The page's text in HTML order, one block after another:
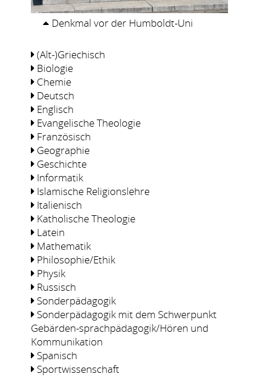
Denkmal vor der Humboldt-Uni
(Alt-)Griechisch
Biologie
Chemie
Deutsch
Englisch
Evangelische Theologie
Französisch
Geographie
Geschichte
Informatik
Islamische Religionslehre
Italienisch
Katholische Theologie
Latein
Mathematik
Philosophie/Ethik
Physik
Russisch
Sonderpädagogik
Sonderpädagogik mit dem Schwerpunkt
Gebärden-sprachpädagogik/Hören und
Kommunikation
Spanisch
Sportwissenschaft